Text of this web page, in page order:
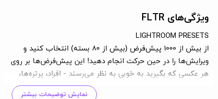
ویژگی‌های FLTR
LIGHTROOM PRESETS
از بیش از 1000 پیش‌فرض (بیش از 80 بسته) انتخاب کنید و
ویرایش‌ها را در حین حرکت انجام دهید! این پیش‌فرض‌ها بر روی
هر عکسی که بگیرید به خوبی به نظر می‌رسند - افراد، پرتره‌ها،
سلفی، شهری، طبیعت، مد، غذا و بسیاری موارد دیگر.
نمایش توضیحات بیشتر